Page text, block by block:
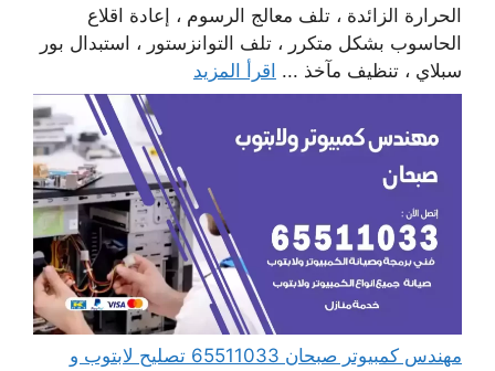
الحرارة الزائدة ، تلف معالج الرسوم ، إعادة اقلاع
الحاسوب بشكل متكرر ، تلف التوانزستور ، استبدال بور
سبلاي ، تنظيف مآخذ ... اقرأ المزيد
مهندس كمبيوتر صبحان 65511033 تصليح لابتوب و